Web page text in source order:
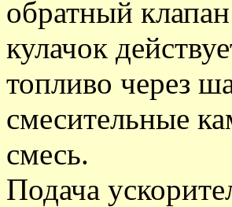
обратный
кулачок
топливо через
смесительные
смесь.
Подача